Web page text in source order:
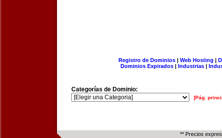
Registro de Dominios| Web Hosting |
Dominios Expirados | Industrias |
Categorías de Dominio:
[Pág.
** Precios